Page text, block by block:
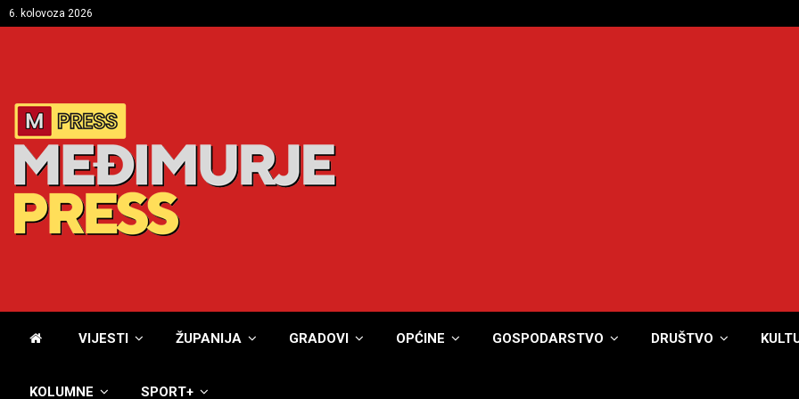
6. kolovoza 2026
VIJESTI ŽUPANIJA GRADOVI OPĆINE GOSPODARSTVO DRUŠTVO
KOLUMNE SPORT+